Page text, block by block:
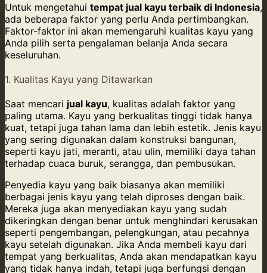
Untuk mengetahui tempat jual kayu terbaik di Indonesia,
ada beberapa faktor yang perlu Anda pertimbangkan.
Faktor-faktor ini akan memengaruhi kualitas kayu yang
Anda pilih serta pengalaman belanja Anda secara
keseluruhan.
1. Kualitas Kayu yang Ditawarkan
Saat mencari jual kayu, kualitas adalah faktor yang
paling utama. Kayu yang berkualitas tinggi tidak hanya
kuat, tetapi juga tahan lama dan lebih estetik. Jenis kayu
yang sering digunakan dalam konstruksi bangunan,
seperti kayu jati, meranti, atau ulin, memiliki daya tahan
terhadap cuaca buruk, serangga, dan pembusukan.
Penyedia kayu yang baik biasanya akan memiliki
berbagai jenis kayu yang telah diproses dengan baik.
Mereka juga akan menyediakan kayu yang sudah
dikeringkan dengan benar untuk menghindari kerusakan
seperti pengembangan, pelengkungan, atau pecahnya
kayu setelah digunakan. Jika Anda membeli kayu dari
tempat yang berkualitas, Anda akan mendapatkan kayu
yang tidak hanya indah, tetapi juga berfungsi dengan